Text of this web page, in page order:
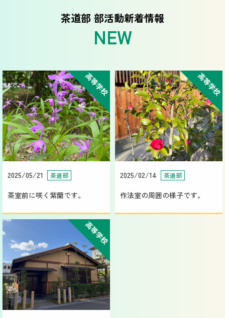
卒業生メッセージ
茶道部 部活動新着情報
高等学校
2025/05/21 茶道部
茶室前に咲く紫蘭です。
高等学校
2025/02/14 茶道部
作法室の周囲の様子です。
高等学校